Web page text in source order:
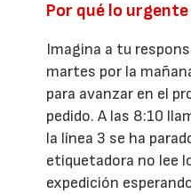
Por qué lo
Imagina a tu
martes por la
para avanzar en el
pedido. A las 8:10
la línea 3 se ha
etiquetadora no lee
expedición